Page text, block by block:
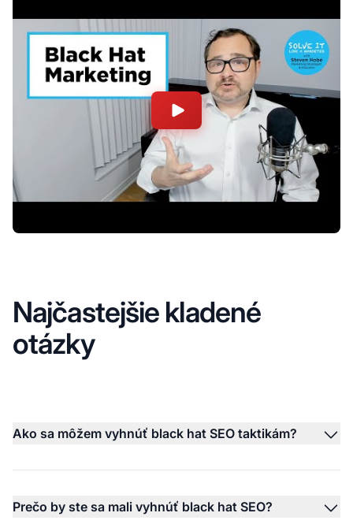
Najčastejšie kladené
otázky
Ako sa môžem vyhnúť black hat SEO taktikám?
Prečo by ste sa mali vyhnúť black hat SEO?